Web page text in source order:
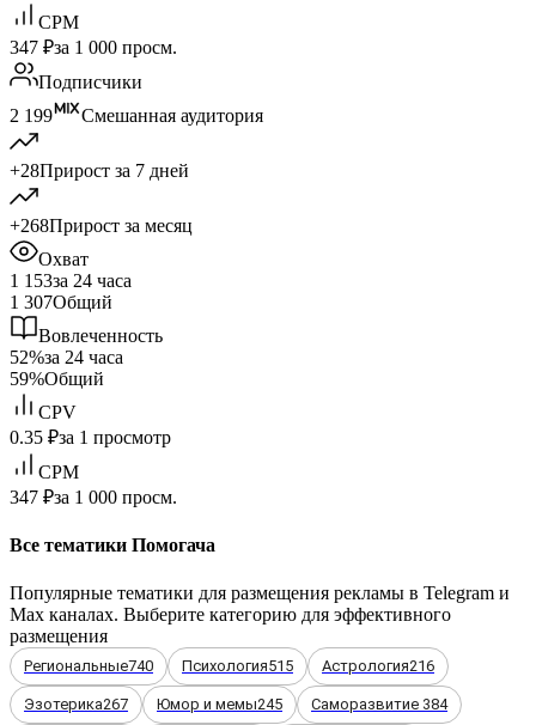
CPM
347 ₽за 1 000 просм.
Подписчики
2 199
Смешанная аудитория
+28Прирост за 7 дней
+268Прирост за месяц
Охват
1 153за 24 часа
1 307Общий
Вовлеченность
52%за 24 часа
59%Общий
CPV
0.35 ₽за 1 просмотр
CPM
347 ₽за 1 000 просм.
Все тематики Помогача
Популярные тематики для размещения рекламы в Telegram и
Max каналах. Выберите категорию для эффективного
размещения
Региональные740 Психология515 Астрология216
Эзотерика267 Юмор и мемы245 Саморазвитие 384